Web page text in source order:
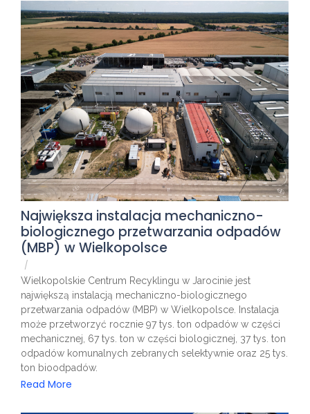
Największa instalacja mechaniczno-
biologicznego przetwarzania odpadów
(MBP) w Wielkopolsce
/
Wielkopolskie Centrum Recyklingu w Jarocinie jest
największą instalacją mechaniczno-biologicznego
przetwarzania odpadów (MBP) w Wielkopolsce. Instalacja
może przetworzyć rocznie 97 tys. ton odpadów w części
mechanicznej, 67 tys. ton w części biologicznej, 37 tys. ton
odpadów komunalnych zebranych selektywnie oraz 25 tys.
ton bioodpadów.
Read More